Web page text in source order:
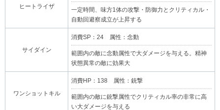
ヒートライザ
一定時間、味方1体の攻撃・防御力とクリティカル・
自動回避察成立が上昇する
サイダイン
消費SP：24 属性：念動
範囲内の敵に念動属性で大ダメージを与える。精神
状態異常の敵に効果大
ワンショットキル
消費HP：138 属性：銃撃
範囲内の敵に銃撃属性でクリティカル率の非常に高
い大ダメージを与える